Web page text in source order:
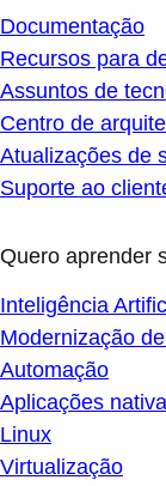
Documentação
Recursos para
Assuntos de
Centro de
Atualizações de
Suporte ao
Quero aprender
Inteligência
Modernização
Automação
Aplicações
Linux
Virtualização